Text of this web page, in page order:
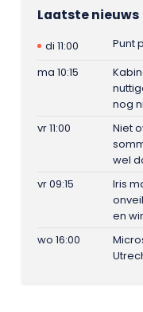
Laatste nieuws
di 11:00
Punt
ma 10:15
nog
vr 11:00
Niet
wel
vr 09:15
Iris
en
wo 16:00